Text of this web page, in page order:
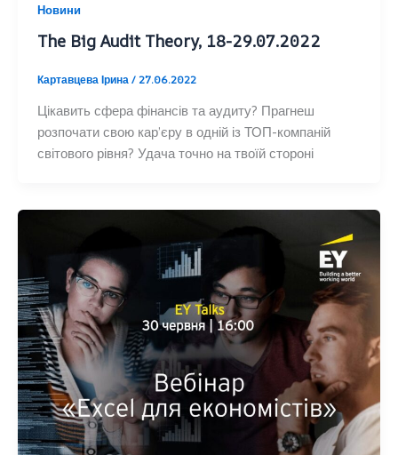
Новини
The Big Audit Theory, 18-29.07.2022
Картавцева Ірина/27.06.2022
Цікавить сфера фінансів та аудиту? Прагнеш
розпочати свою кар’єру в одній із ТОП-компаній
світового рівня? Удача точно на твоїй стороні